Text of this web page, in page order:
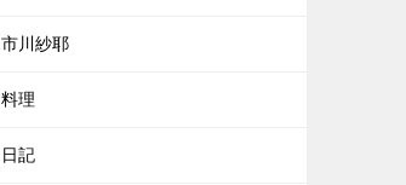
市川紗耶
料理
日記